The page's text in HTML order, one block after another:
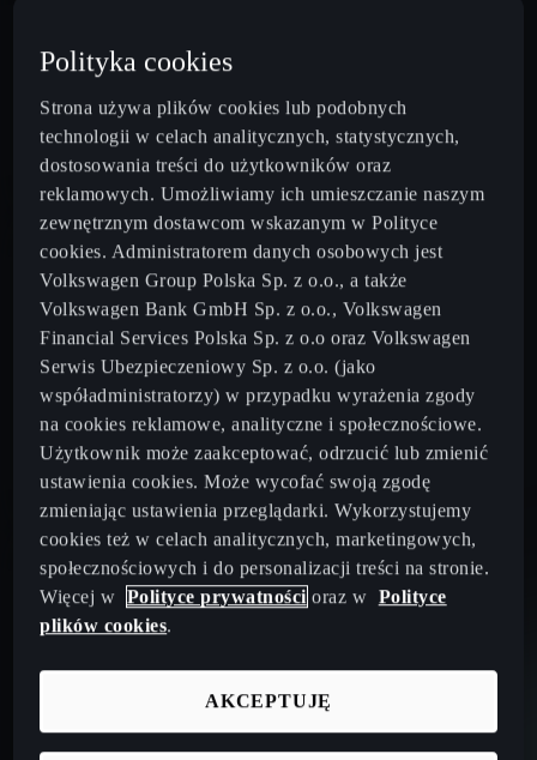
Klocki i tarcze hamulcowe
Amortyzatory
Polityka cookies
Strona używa plików cookies lub podobnych
technologii w celach analitycznych, statystycznych,
dostosowania treści do użytkowników oraz
reklamowych. Umożliwiamy ich umieszczanie naszym
zewnętrznym dostawcom wskazanym w Polityce
cookies. Administratorem danych osobowych jest
Volkswagen Group Polska Sp. z o.o., a także
Volkswagen Bank GmbH Sp. z o.o., Volkswagen
Financial Services Polska Sp. z o.o oraz Volkswagen
Serwis Ubezpieczeniowy Sp. z o.o. (jako
współadministratorzy) w przypadku wyrażenia zgody
na cookies reklamowe, analityczne i społecznościowe.
Użytkownik może zaakceptować, odrzucić lub zmienić
ustawienia cookies. Może wycofać swoją zgodę
zmieniając ustawienia przeglądarki. Wykorzystujemy
cookies też w celach analitycznych, marketingowych,
społecznościowych i do personalizacji treści na stronie.
Więcej w Polityce prywatności oraz w Polityce
plików cookies.
AKCEPTUJĘ